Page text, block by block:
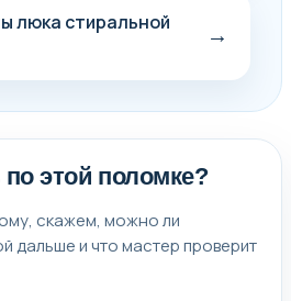
люка стиральной
→
этой поломке?
скажем, можно ли
дальше и что мастер проверит